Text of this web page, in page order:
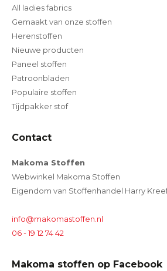
All ladies fabrics
Gemaakt van onze stoffen
Herenstoffen
Nieuwe producten
Paneel stoffen
Patroonbladen
Populaire stoffen
Tijdpakker stof
Contact
Makoma Stoffen
Webwinkel Makoma Stoffen
Eigendom van Stoffenhandel Harry
info@makomastoffen.nl
06 - 19 12 74 42
Makoma stoffen op Facebook